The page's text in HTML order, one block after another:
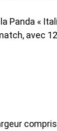
Panda «
avec 12